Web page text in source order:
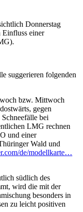
Donnerstag
Einfluss einer
suggerieren folgenden
bzw. Mittwoch
gegen
bei
LMG rechnen
und einer
Wald und
de/modellkarte…
südlich des
wird die mit der
besonders in
zu leicht positiven